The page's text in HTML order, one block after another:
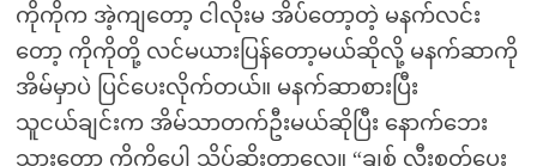
ကိုကိုက အဲ့ကျတော့ ငါလိုးမ အိပ်တော့တဲ့ မနက်လင်း
တော့ ကိုကိုတို့ လင်မယားပြန်တော့မယ်ဆိုလို့ မနက်ဆာကို
အိမ်မှာပဲ ပြင်ပေးလိုက်တယ်။ မနက်ဆာစားပြီး
သူငယ်ချင်းက အိမ်သာတက်ဦးမယ်ဆိုပြီး နောက်ဘေး
သွားတော့ ကိုကိုပေါ့ သိပ်ဆိုးတာလေ။ “ချစ် လီးစုတ်ပေး